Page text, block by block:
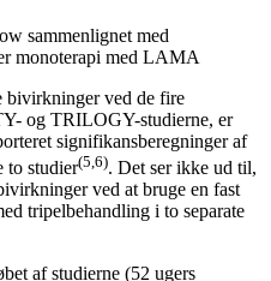
sammenlignet med
monoterapi med LAMA
bivirkninger ved de fire
og TRILOGY-studierne, er
signifikansberegninger af
to studier(5,6). Det ser ikke ud til,
ved at bruge en fast
tripelbehandling i to separate
af studierne (52 ugers